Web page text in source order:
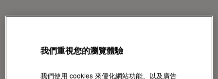
我們重視您的瀏覽體驗
我們使用 cookies 來優化網站功能、以及廣告